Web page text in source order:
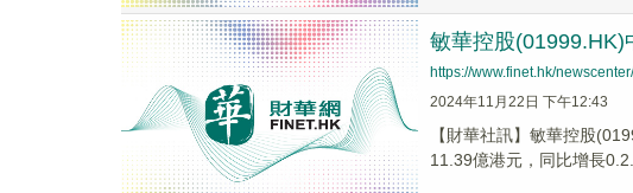
敏華控股(01999.HK)
https://www.finet.hk/
2024年11月22日 下午12:43
【財華社訊】敏華控股
11.39億港元，同比增長0.2...